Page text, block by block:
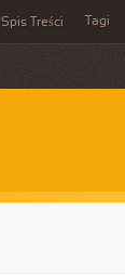
Spis Treści Tagi